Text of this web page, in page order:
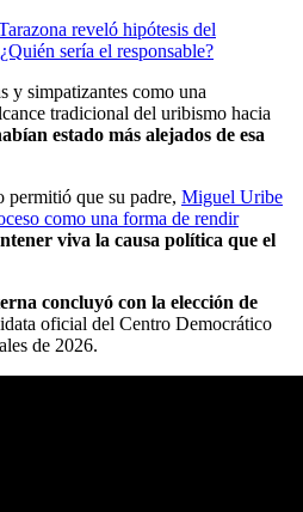
reveló hipótesis del
sería el responsable?
y simpatizantes como una
tradicional del uribismo hacia
estado más alejados de esa
que su padre, Miguel Uribe
como una forma de rendir
viva la causa política que el
concluyó con la elección de
oficial del Centro Democrático
de 2026.